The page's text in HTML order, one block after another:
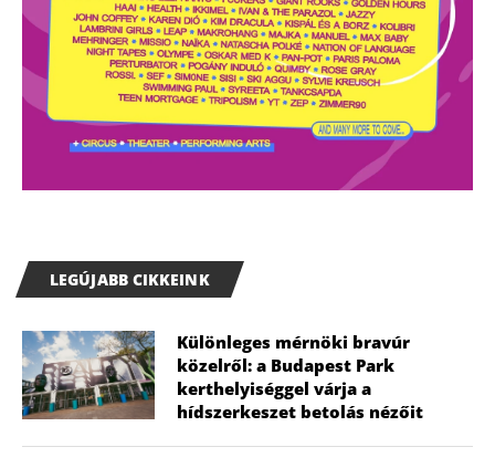
LEGÚJABB CIKKEINK
Különleges mérnöki bravúr
közelről: a Budapest Park
kerthelyiséggel várja a
hídszerkeszet betolás nézőit